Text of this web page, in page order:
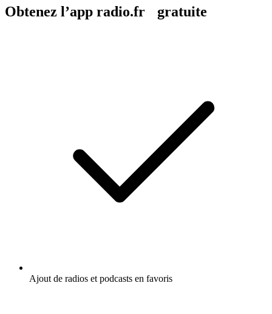
Obtenez l’app radio.fr gratuite
Ajout de radios et podcasts en favoris